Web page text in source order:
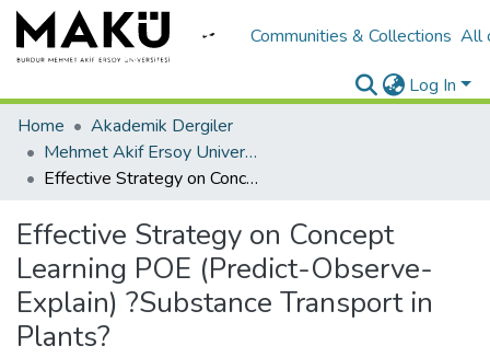
Communities & Collections All
Log In
Home
Akademik Dergiler
Mehmet Akif Ersoy University Journal of Education Faculty
Effective Strategy on Concept Learning POE (Predict-Observe-Explain) ?Substance Transport in Plants?
Effective Strategy on Concept
Learning POE (Predict-Observe-
Explain) ?Substance Transport in
Plants?